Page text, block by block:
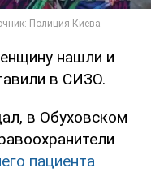
нашли и
в СИЗО.
в Обуховском
пациента